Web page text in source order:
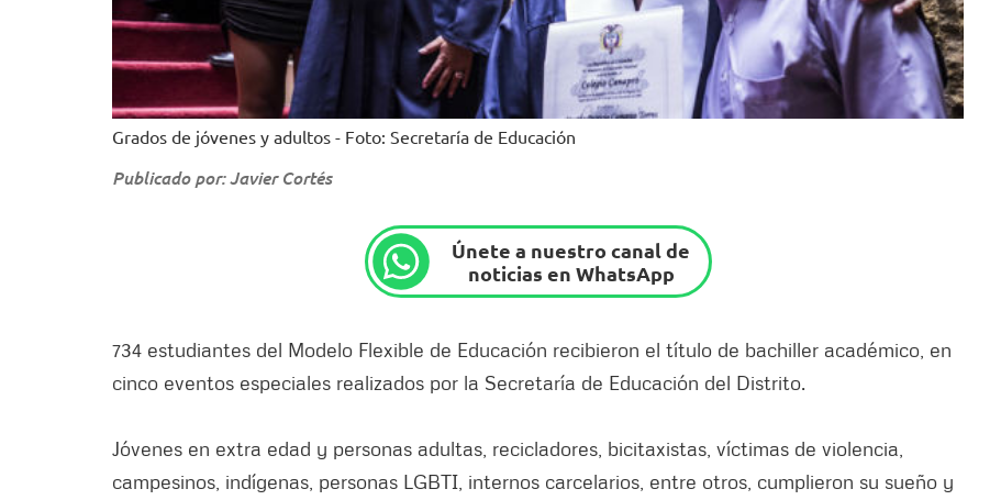
Grados de jóvenes y adultos - Foto: Secretaría de Educación
Publicado por: Javier Cortés
Únete a nuestro canal de
noticias en WhatsApp
734 estudiantes del Modelo Flexible de Educación recibieron el título de bachiller académico, en
cinco eventos especiales realizados por la Secretaría de Educación del Distrito.
Jóvenes en extra edad y personas adultas, recicladores, bicitaxistas, víctimas de violencia,
campesinos, indígenas, personas LGBTI, internos carcelarios, entre otros, cumplieron su sueño y